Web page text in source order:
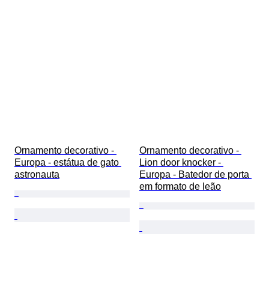
Ornamento decorativo -
Europa - estátua de gato
astronauta
Ornamento decorativo -
Lion door knocker -
Europa - Batedor de porta
em formato de leão